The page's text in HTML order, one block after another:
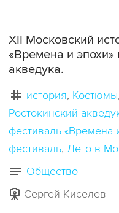
XII Московский
«Времена и эпохи»
акведука.
история Костюмы
Ростокинский
фестиваль «Времена
фестиваль Лето в
Общество
Сергей Киселев